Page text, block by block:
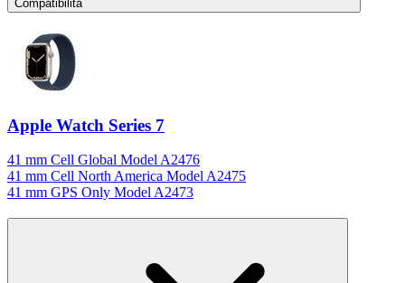
Compatibilità
Apple Watch Series 7
41 mm Cell Global Model A2476
41 mm Cell North America Model A2475
41 mm GPS Only Model A2473